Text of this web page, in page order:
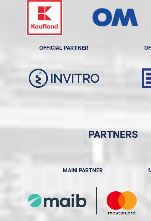
OFFICIAL PARTNER
PARTNERS
MAIN PARTNER